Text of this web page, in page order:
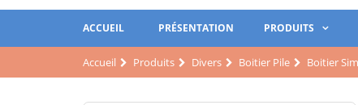
ACCUEIL PRÉSENTATION PRODUITS
Accueil Produits Divers Boitier Pile Boitier